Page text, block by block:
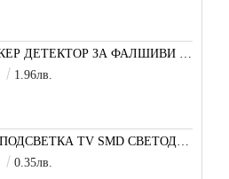
МАРКЕР ДЕТЕКТОР ЗА ФАЛШИВИ БАНКНОТИ
1.96лв.
LED ПОДСВЕТКА TV SMD СВЕТОДИОД 2835 2W 3V МАЛКА+
0.35лв.